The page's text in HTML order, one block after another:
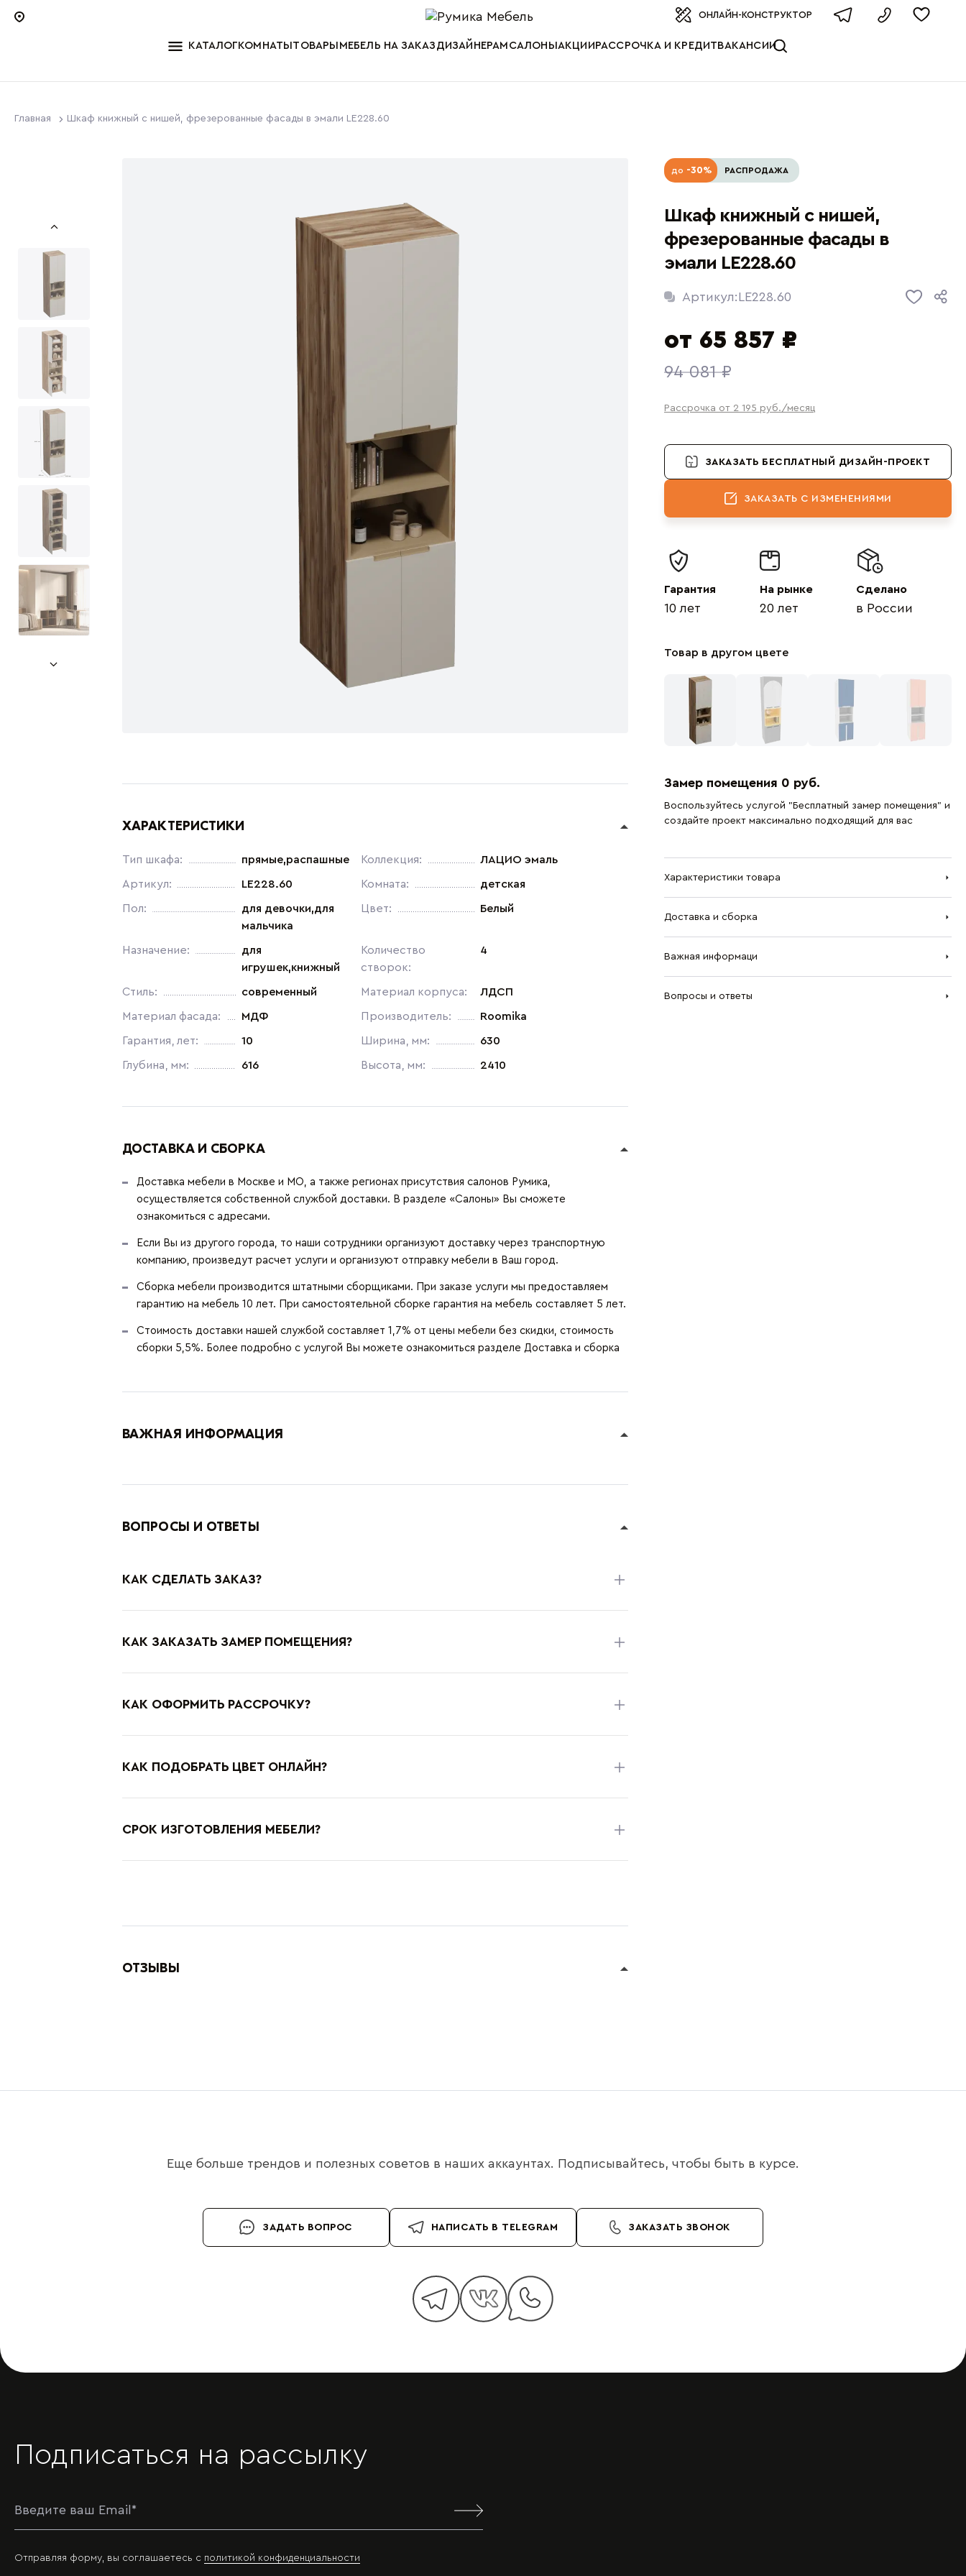
Мебель от производителяОНЛАЙН-КОНСТРУКТОР
КАТАЛОГ КОМНАТЫ ТОВАРЫ МЕБЕЛЬ НА ЗАКАЗ ДИЗАЙНЕРАМ САЛОНЫ АКЦИИ РАССРОЧКА И КРЕДИТ ВАКАНСИИ
Главная Шкаф книжный с нишей, фрезерованные фасады в эмали LE228.60
ХАРАКТЕРИСТИКИ
Тип шкафа: прямые,распашные Коллекция: ЛАЦИО эмаль
Артикул: LE228.60 Комната: детская
Пол:
для девочки,для
мальчика
Цвет: Белый
Назначение:
для
игрушек,книжный
Количество
створок:
4
Стиль: современный Материал корпуса: ЛДСП
Материал фасада: МДФ Производитель: Roomika
Гарантия, лет: 10 Ширина, мм: 630
Глубина, мм: 616 Высота, мм: 2410
ДОСТАВКА И СБОРКА
Доставка мебели в Москве и МО, а также регионах присутствия салонов Румика,
осуществляется собственной службой доставки. В разделе «Салоны» Вы сможете
ознакомиться с адресами.
Если Вы из другого города, то наши сотрудники организуют доставку через транспортную
компанию, произведут расчет услуги и организуют отправку мебели в Ваш город.
Сборка мебели производится штатными сборщиками. При заказе услуги мы предоставляем
гарантию на мебель 10 лет. При самостоятельной сборке гарантия на мебель составляет 5 лет.
Стоимость доставки нашей службой составляет 1,7% от цены мебели без скидки, стоимость
сборки 5,5%. Более подробно с услугой Вы можете ознакомиться разделе Доставка и сборка
ВАЖНАЯ ИНФОРМАЦИЯ
ВОПРОСЫ И ОТВЕТЫ
КАК СДЕЛАТЬ ЗАКАЗ?
КАК ЗАКАЗАТЬ ЗАМЕР ПОМЕЩЕНИЯ?
КАК ОФОРМИТЬ РАССРОЧКУ?
КАК ПОДОБРАТЬ ЦВЕТ ОНЛАЙН?
СРОК ИЗГОТОВЛЕНИЯ МЕБЕЛИ?
ОТЗЫВЫ
до -30% РАСПРОДАЖА
Шкаф книжный с нишей,
фрезерованные фасады в
эмали LE228.60
Артикул:LE228.60
от 65 857 ₽
94 081 ₽
Рассрочка от 2 195 руб./месяц
ЗАКАЗАТЬ БЕСПЛАТНЫЙ ДИЗАЙН-ПРОЕКТ
ЗАКАЗАТЬ С ИЗМЕНЕНИЯМИ
Гарантия
10 лет
На рынке
20 лет
Сделано
в России
Товар в другом цвете
Замер помещения 0 руб.
Воспользуйтесь услугой "Бесплатный замер помещения" и
создайте проект максимально подходящий для вас
Характеристики товара
Доставка и сборка
Важная информаци
Вопросы и ответы
Еще больше трендов и полезных советов в наших аккаунтах. Подписывайтесь, чтобы быть в курсе.
ЗАДАТЬ ВОПРОС НАПИСАТЬ В TELEGRAM ЗАКАЗАТЬ ЗВОНОК
Подписаться на рассылку
Отправляя форму, вы соглашаетесь с политикой конфиденциальности